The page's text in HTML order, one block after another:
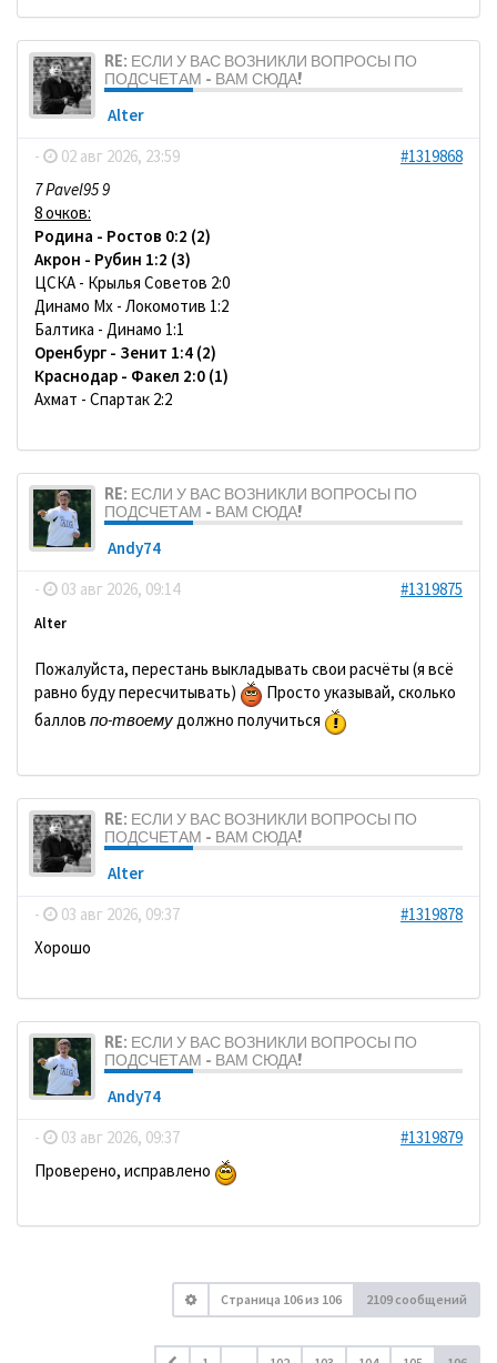
RE: ЕСЛИ У ВАС ВОЗНИКЛИ ВОПРОСЫ ПО
ПОДСЧЕТАМ - ВАМ СЮДА!
Alter
-
02 авг 2026, 23:59
#1319868
7 Pavel95 9
8 очков:
Родина - Ростов 0:2 (2)
Акрон - Рубин 1:2 (3)
ЦСКА - Крылья Советов 2:0
Динамо Мх - Локомотив 1:2
Балтика - Динамо 1:1
Оренбург - Зенит 1:4 (2)
Краснодар - Факел 2:0 (1)
Ахмат - Спартак 2:2
RE: ЕСЛИ У ВАС ВОЗНИКЛИ ВОПРОСЫ ПО
ПОДСЧЕТАМ - ВАМ СЮДА!
Andy74
-
03 авг 2026, 09:14 #1319875
Alter
Пожалуйста, перестань выкладывать свои расчёты (я всё
равно буду пересчитывать)
Просто указывай, сколько
баллов по-твоемудолжно получиться
RE: ЕСЛИ У ВАС ВОЗНИКЛИ ВОПРОСЫ ПО
ПОДСЧЕТАМ - ВАМ СЮДА!
Alter
-
03 авг 2026, 09:37
#1319878
Хорошо
RE: ЕСЛИ У ВАС ВОЗНИКЛИ ВОПРОСЫ ПО
ПОДСЧЕТАМ - ВАМ СЮДА!
Andy74
-
03 авг 2026, 09:37
#1319879
Проверено, исправлено
Страница 106из 106 2109 сообщений